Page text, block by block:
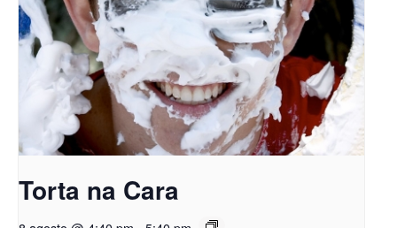
Torta na Cara